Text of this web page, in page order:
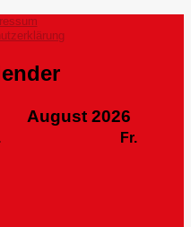
August 2026
Fr.